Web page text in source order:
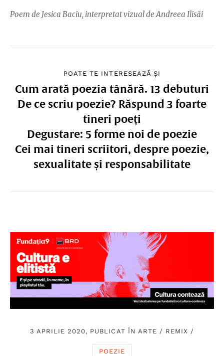
Poem de Jesica Baciu, interpretat vizual de Andreea Ilisăi
POATE TE INTERESEAZĂ ȘI
Cum arată poezia tânără. 13 debuturi
De ce scriu poezie? Răspund 3 foarte
tineri poeți
Degustare: 5 forme noi de poezie
Cei mai tineri scriitori, despre poezie,
sexualitate și responsabilitate
3 APRILIE 2020, PUBLICAT ÎN ARTE / REMIX /
POEZIE